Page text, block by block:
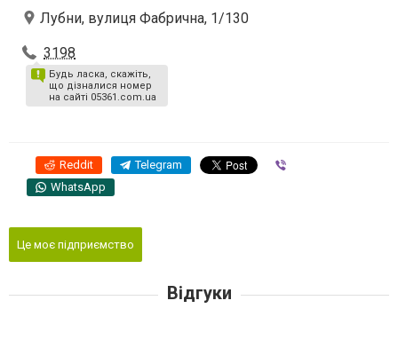
Лубни, вулиця Фабрична, 1/130
3198
Будь ласка, скажіть,
що дізналися номер
на сайті 05361.com.ua
Reddit Telegram
WhatsApp
Це моє підприємство
Відгуки